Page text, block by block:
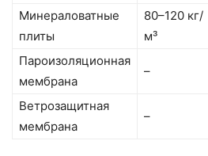
Минераловатные
плиты
80–120 кг/
м³
Пароизоляционная
мембрана
–
Ветрозащитная
мембрана
–